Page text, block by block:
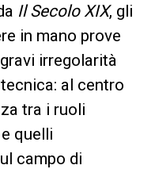
Il Secolo XIX, gli
in mano prove
irregolarità
al centro
tra i ruoli
quelli
campo di